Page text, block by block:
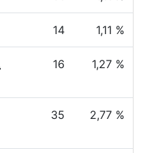
14 1,11 %
16 1,27 %
35 2,77 %